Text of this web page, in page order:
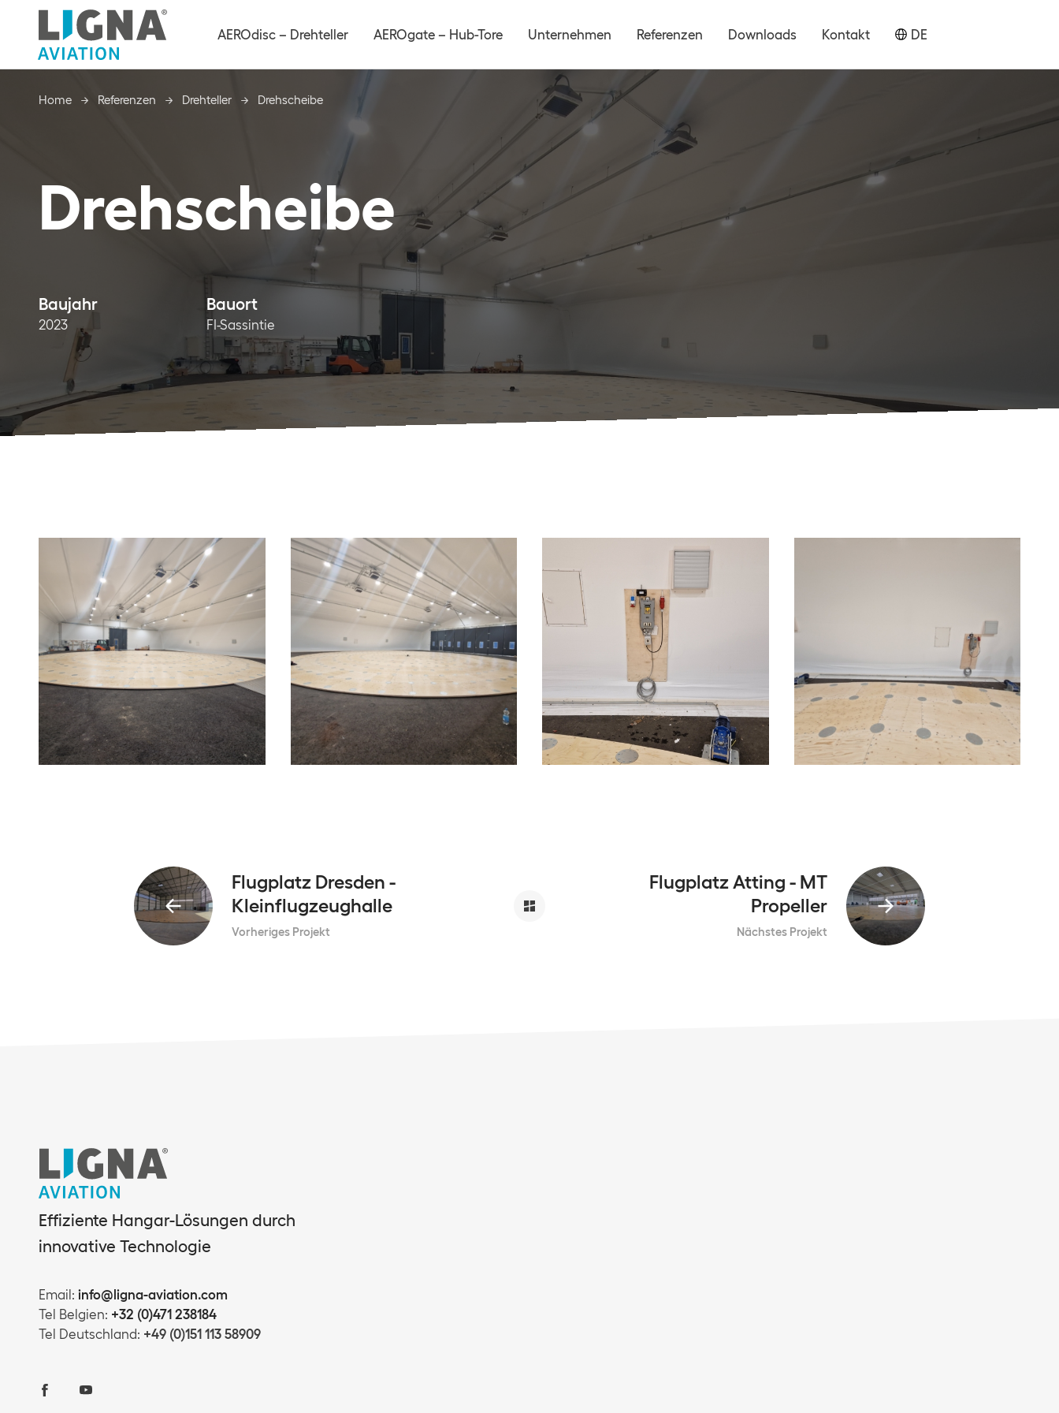
AEROdisc – Drehteller AEROgate – Hub-Tore Unternehmen Referenzen Downloads Kontakt DE
Drehscheibe
Baujahr
2023
Bauort
FI-Sassintie
Home Referenzen Drehteller Drehscheibe
Home Referenzen Drehteller Drehscheibe
Flugplatz Dresden -
Kleinflugzeughalle
Vorheriges Projekt
Flugplatz Atting - MT
Propeller
Nächstes Projekt
Effiziente Hangar-Lösungen durch
innovative Technologie
Email: info@ligna-aviation.com
Tel Belgien: +32 (0)471 238184
Tel Deutschland: +49 (0)151 113 58909